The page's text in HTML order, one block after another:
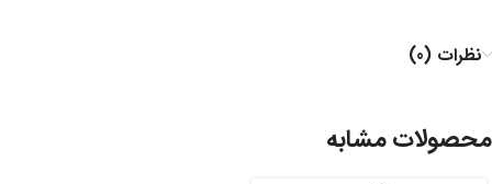
نظرات (0)
محصولات مشابه